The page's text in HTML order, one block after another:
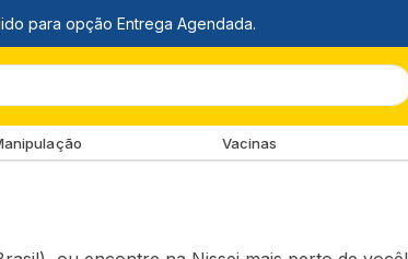
Vacinas